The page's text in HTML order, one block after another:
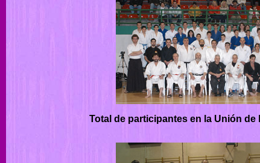
Total de participantes en la Unión de